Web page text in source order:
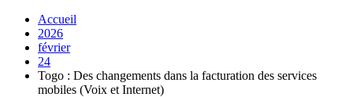
Accueil
2026
février
24
Togo : Des changements dans la facturation des services
mobiles (Voix et Internet)